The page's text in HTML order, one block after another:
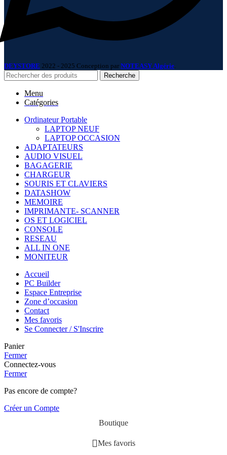
DEYSTORE 2022 - 2025 Conception par NOTEASY Algérie
Recherche
Menu
Catégories
Ordinateur Portable
LAPTOP NEUF
LAPTOP OCCASION
ADAPTATEURS
AUDIO VISUEL
BAGAGERIE
CHARGEUR
SOURIS ET CLAVIERS
DATASHOW
MEMOIRE
IMPRIMANTE- SCANNER
OS ET LOGICIEL
CONSOLE
RESEAU
ALL IN ONE
MONITEUR
Accueil
PC Builder
Espace Entreprise
Zone d’occasion
Contact
Mes favoris
Se Connecter / S'Inscrire
Panier
Fermer
Connectez-vous
Fermer
Pas encore de compte?
Créer un Compte
Boutique
Mes favoris